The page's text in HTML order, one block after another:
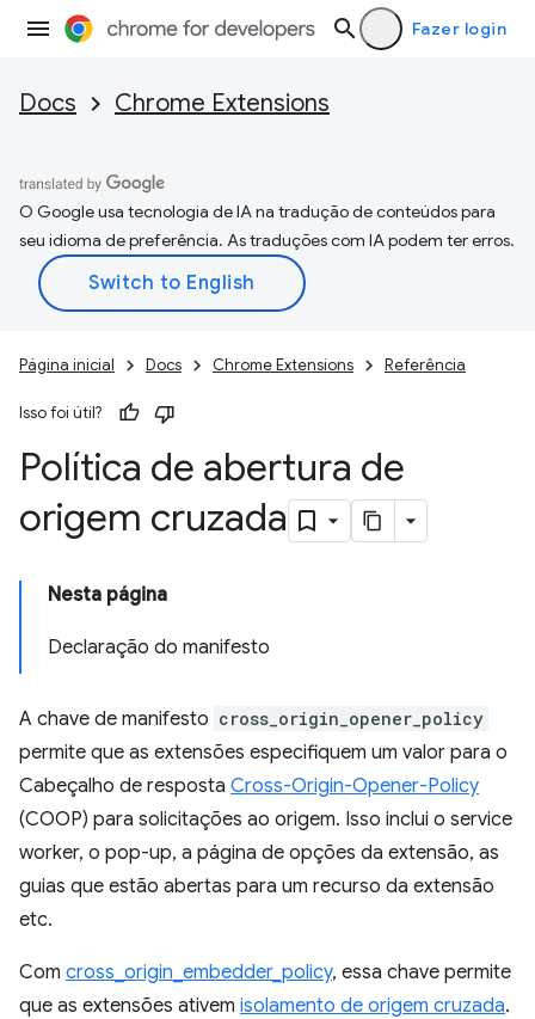
Fazer login
Docs Chrome Extensions
O Google usa tecnologia de IA na tradução de conteúdos para
seu idioma de preferência. As traduções com IA podem ter erros.
Página inicial Docs Chrome Extensions Referência
Isso foi útil?
Política de abertura de
origem cruzada
Nesta página
Declaração do manifesto
A chave de manifesto cross_origin_opener_policy
permite que as extensões especifiquem um valor para o
Cabeçalho de resposta Cross-Origin-Opener-Policy
(COOP) para solicitações ao origem. Isso inclui o service
worker, o pop-up, a página de opções da extensão, as
guias que estão abertas para um recurso da extensão
etc.
Com cross_origin_embedder_policy, essa chave permite
que as extensões ativem isolamento de origem cruzada.